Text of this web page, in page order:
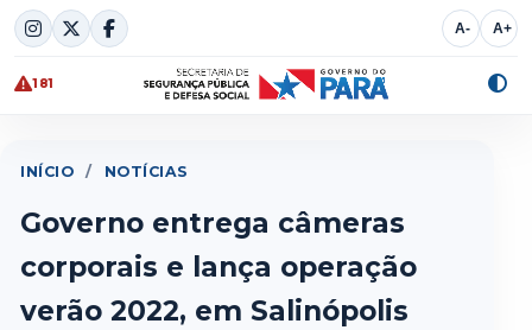
Skip
to
content
A- A+
181
INÍCIO / NOTÍCIAS
Governo entrega câmeras
corporais e lança operação
verão 2022, em Salinópolis